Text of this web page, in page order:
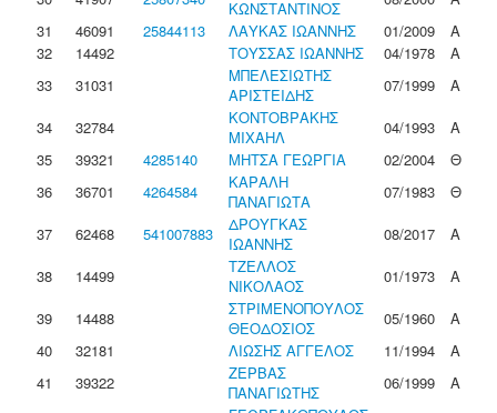
ΚΩΝΣΤΑΝΤΙΝΟΣ
31
46091 25844113 ΛΑΥΚΑΣ ΙΩΑΝΝΗΣ 01/2009
Α
32
14492 ΤΟΥΣΣΑΣ ΙΩΑΝΝΗΣ 04/1978
Α
33
31031
ΜΠΕΛΕΣΙΩΤΗΣ
ΑΡΙΣΤΕΙΔΗΣ
07/1999
Α
34
32784
ΚΟΝΤΟΒΡΑΚΗΣ
ΜΙΧΑΗΛ
04/1993
Α
35
39321 4285140 ΜΗΤΣΑ ΓΕΩΡΓΙΑ 02/2004
Θ
36
36701 4264584
ΚΑΡΑΛΗ
ΠΑΝΑΓΙΩΤΑ
07/1983
Θ
37
62468 541007883
ΔΡΟΥΓΚΑΣ
ΙΩΑΝΝΗΣ
08/2017
Α
38
14499
ΤΖΕΛΛΟΣ
ΝΙΚΟΛΑΟΣ
01/1973
Α
39
14488
ΣΤΡΙΜΕΝΟΠΟΥΛΟΣ
ΘΕΟΔΟΣΙΟΣ
05/1960
Α
40
32181 ΛΙΩΣΗΣ ΑΓΓΕΛΟΣ 11/1994
Α
41
39322
ΖΕΡΒΑΣ
ΠΑΝΑΓΙΩΤΗΣ
06/1999
Α